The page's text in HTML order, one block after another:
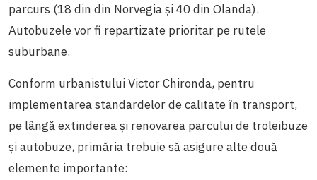
parcurs (18 din din Norvegia și 40 din Olanda).
Autobuzele vor fi repartizate prioritar pe rutele
suburbane.
Conform urbanistului Victor Chironda, pentru
implementarea standardelor de calitate în transport,
pe lângă extinderea și renovarea parcului de troleibuze
și autobuze, primăria trebuie să asigure alte două
elemente importante: